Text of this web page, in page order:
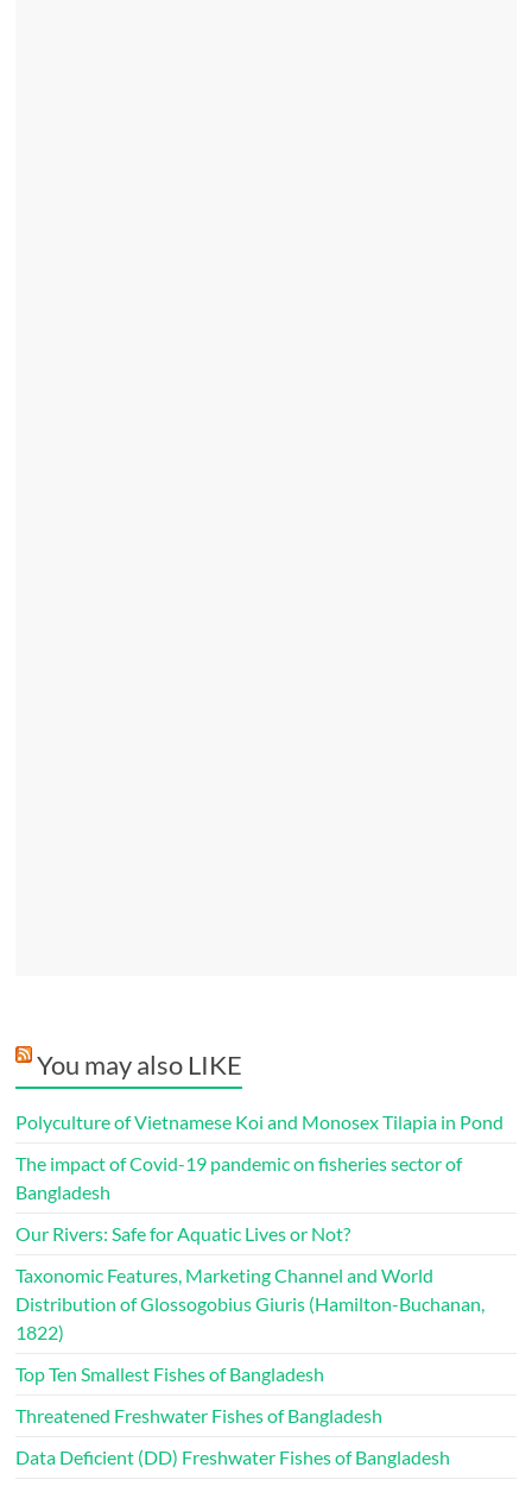
You may also LIKE
Polyculture of Vietnamese Koi and Monosex Tilapia in Pond
The impact of Covid-19 pandemic on fisheries sector of
Bangladesh
Our Rivers: Safe for Aquatic Lives or Not?
Taxonomic Features, Marketing Channel and World
Distribution of Glossogobius Giuris (Hamilton-Buchanan,
1822)
Top Ten Smallest Fishes of Bangladesh
Threatened Freshwater Fishes of Bangladesh
Data Deficient (DD) Freshwater Fishes of Bangladesh